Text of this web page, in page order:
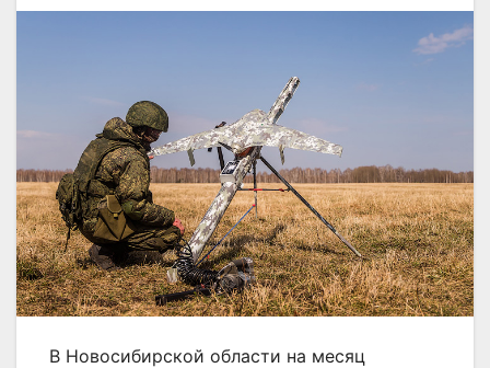
В Новосибирской области на месяц